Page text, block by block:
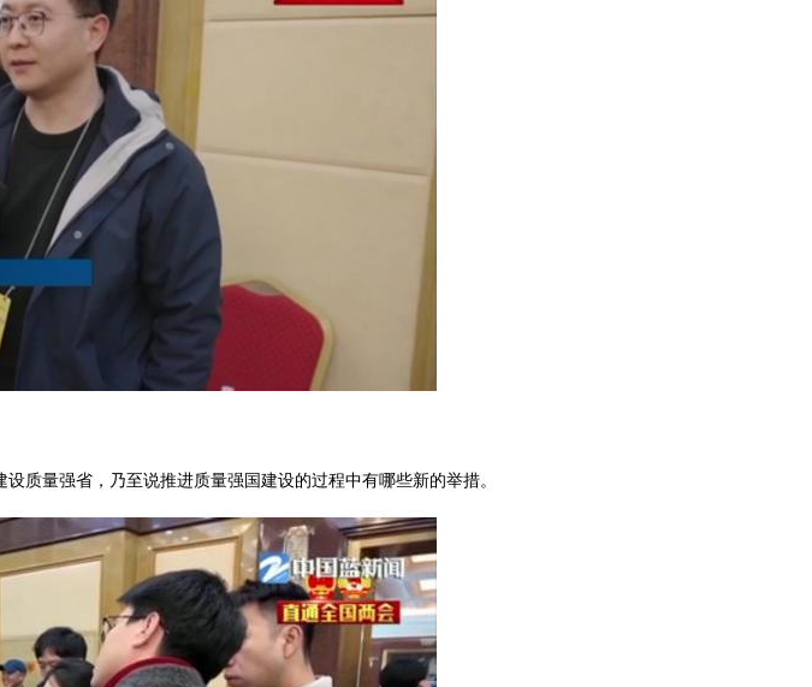
质量强省，乃至说推进质量强国建设的过程中有哪些新的举措。